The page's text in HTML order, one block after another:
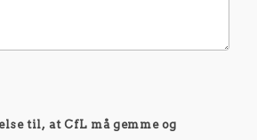
til, at CfL må gemme og